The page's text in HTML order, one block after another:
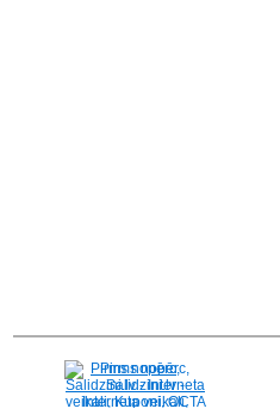
Pirms nopērc,
Salidzini.lv - Interneta
veikali, Kuponi, OCTA